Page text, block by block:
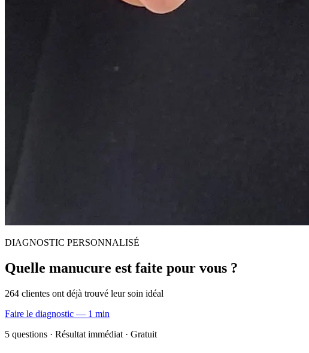
DIAGNOSTIC PERSONNALISÉ
Quelle manucure est faite pour vous ?
264 clientes ont déjà trouvé leur soin idéal
Faire le diagnostic — 1 min
5 questions · Résultat immédiat · Gratuit